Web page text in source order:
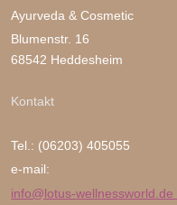
Ayurveda & Cosmetic
Blumenstr. 16
68542 Heddesheim
Kontakt
Tel.: (06203) 405055
e-mail:
info@lotus-wellnessworld.de